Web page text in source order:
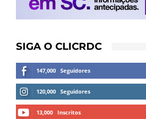
SIGA O CLICRDC
147,000 Seguidores
120,000 Seguidores
13,000 Inscritos